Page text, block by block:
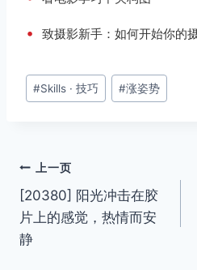
• 致摄影新手：如何开始你的
文
章
#Skills · 技巧 #涨姿势
文
章
导
上一页
[20380] 阳光冲击在胶
片上的感觉，热情而安
静